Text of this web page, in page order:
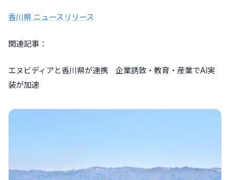
香川県 ニュースリリース
関連記事：
エヌビディアと香川県が連携 企業誘致・教育・産業でAI実
装が加速